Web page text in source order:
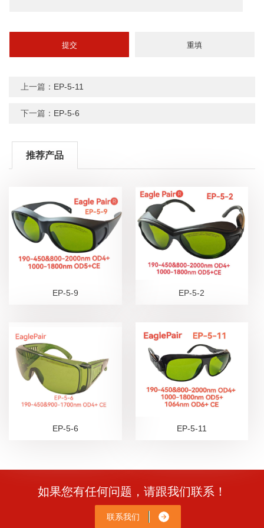
上一篇： EP-5-11
下一篇： EP-5-6
推荐产品
EP-5-9 EP-5-2
EP-5-6 EP-5-11
如果您有任何问题，请跟我们联系！
联系我们